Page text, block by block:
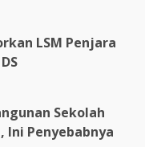
LSM Penjara
Sekolah
Ini Penyebabnya